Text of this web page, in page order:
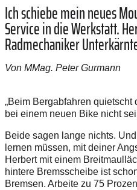
Ich schiebe mein neues
Service in die Werkstatt.
Radmechaniker
Von MMag. Peter Gurmann
„Beim Bergabfahren quietscht
bei einem neuen Bike nicht
Beide sagen lange nichts.
lernen müssen, mit deiner
Herbert mit einem
hintere Bremsscheibe ist
Bremsen. Arbeite zu 75